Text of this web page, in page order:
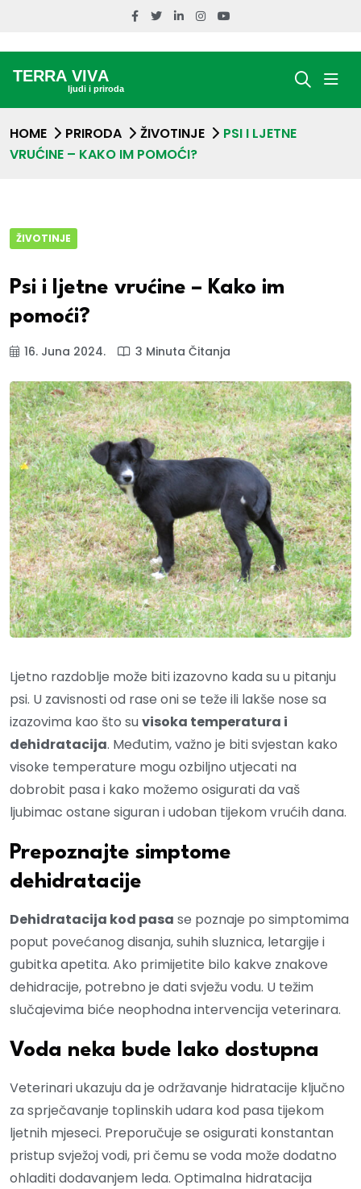
HOME PRIRODA ŽIVOTINJE
PSI I LJETNE
VRUĆINE – KAKO IM POMOĆI?
ŽIVOTINJE
Psi i ljetne vrućine – Kako im
pomoći?
16. Juna 2024. 3 Minuta Čitanja
Ljetno razdoblje može biti izazovno kada su u pitanju
psi. U zavisnosti od rase oni se teže ili lakše nose sa
izazovima kao što suvisoka temperatura i
dehidratacija. Međutim, važno je biti svjestan kako
visoke temperature mogu ozbiljno utjecati na
dobrobit pasa i kako možemo osigurati da vaš
ljubimac ostane siguran i udoban tijekom vrućih dana.
Prepoznajte simptome
dehidratacije
Dehidratacija kod pasa se poznaje po simptomima
poput povećanog disanja, suhih sluznica, letargije i
gubitka apetita. Ako primijetite bilo kakve znakove
dehidracije, potrebno je dati svježu vodu. U težim
slučajevima biće neophodna intervencija veterinara.
Voda neka bude lako dostupna
Veterinari ukazuju da je održavanje hidratacije ključno
za sprječavanje toplinskih udara kod pasa tijekom
ljetnih mjeseci. Preporučuje se osigurati konstantan
pristup svježoj vodi, pri čemu se voda može dodatno
ohladiti dodavanjem leda. Optimalna hidratacija